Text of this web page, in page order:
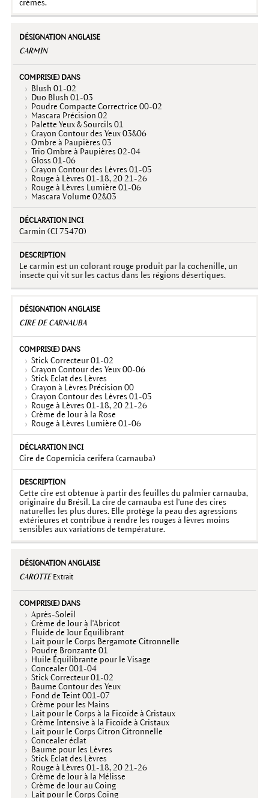
crèmes.
CARMIN
Blush 01-02
Duo Blush 01-03
Poudre Compacte Correctrice 00-02
Mascara Précision 02
Palette Yeux & Sourcils 01
Crayon Contour des Yeux 03&06
Ombre à Paupières 03
Trio Ombre à Paupières 02-04
Gloss 01-06
Crayon Contour des Lèvres 01-05
Rouge à Lèvres 01-18, 20 21-26
Rouge à Lèvres Lumière 01-06
Mascara Volume 02&03
Carmin (CI 75470)
Le carmin est un colorant rouge produit par la cochenille, un
insecte qui vit sur les cactus dans les régions désertiques.
CIRE DE CARNAUBA
Stick Correcteur 01-02
Crayon Contour des Yeux 00-06
Stick Eclat des Lèvres
Crayon à Lèvres Précision 00
Crayon Contour des Lèvres 01-05
Rouge à Lèvres 01-18, 20 21-26
Crème de Jour à la Rose
Rouge à Lèvres Lumière 01-06
Cire de Copernicia cerifera (carnauba)
Cette cire est obtenue à partir des feuilles du palmier carnauba,
originaire du Brésil. La cire de carnauba est l'une des cires
naturelles les plus dures. Elle protège la peau des agressions
extérieures et contribue à rendre les rouges à lèvres moins
sensibles aux variations de température.
CAROTTEExtrait
Après-Soleil
Crème de Jour à l'Abricot
Fluide de Jour Équilibrant
Lait pour le Corps Bergamote Citronnelle
Poudre Bronzante 01
Huile Équilibrante pour le Visage
Concealer 001-04
Stick Correcteur 01-02
Baume Contour des Yeux
Fond de Teint 001-07
Crème pour les Mains
Lait pour le Corps à la Ficoïde à Cristaux
Crème Intensive à la Ficoïde à Cristaux
Lait pour le Corps Citron Citronnelle
Concealer éclat
Baume pour les Lèvres
Stick Eclat des Lèvres
Rouge à Lèvres 01-18, 20 21-26
Crème de Jour à la Mélisse
Crème de Jour au Coing
Lait pour le Corps Coing